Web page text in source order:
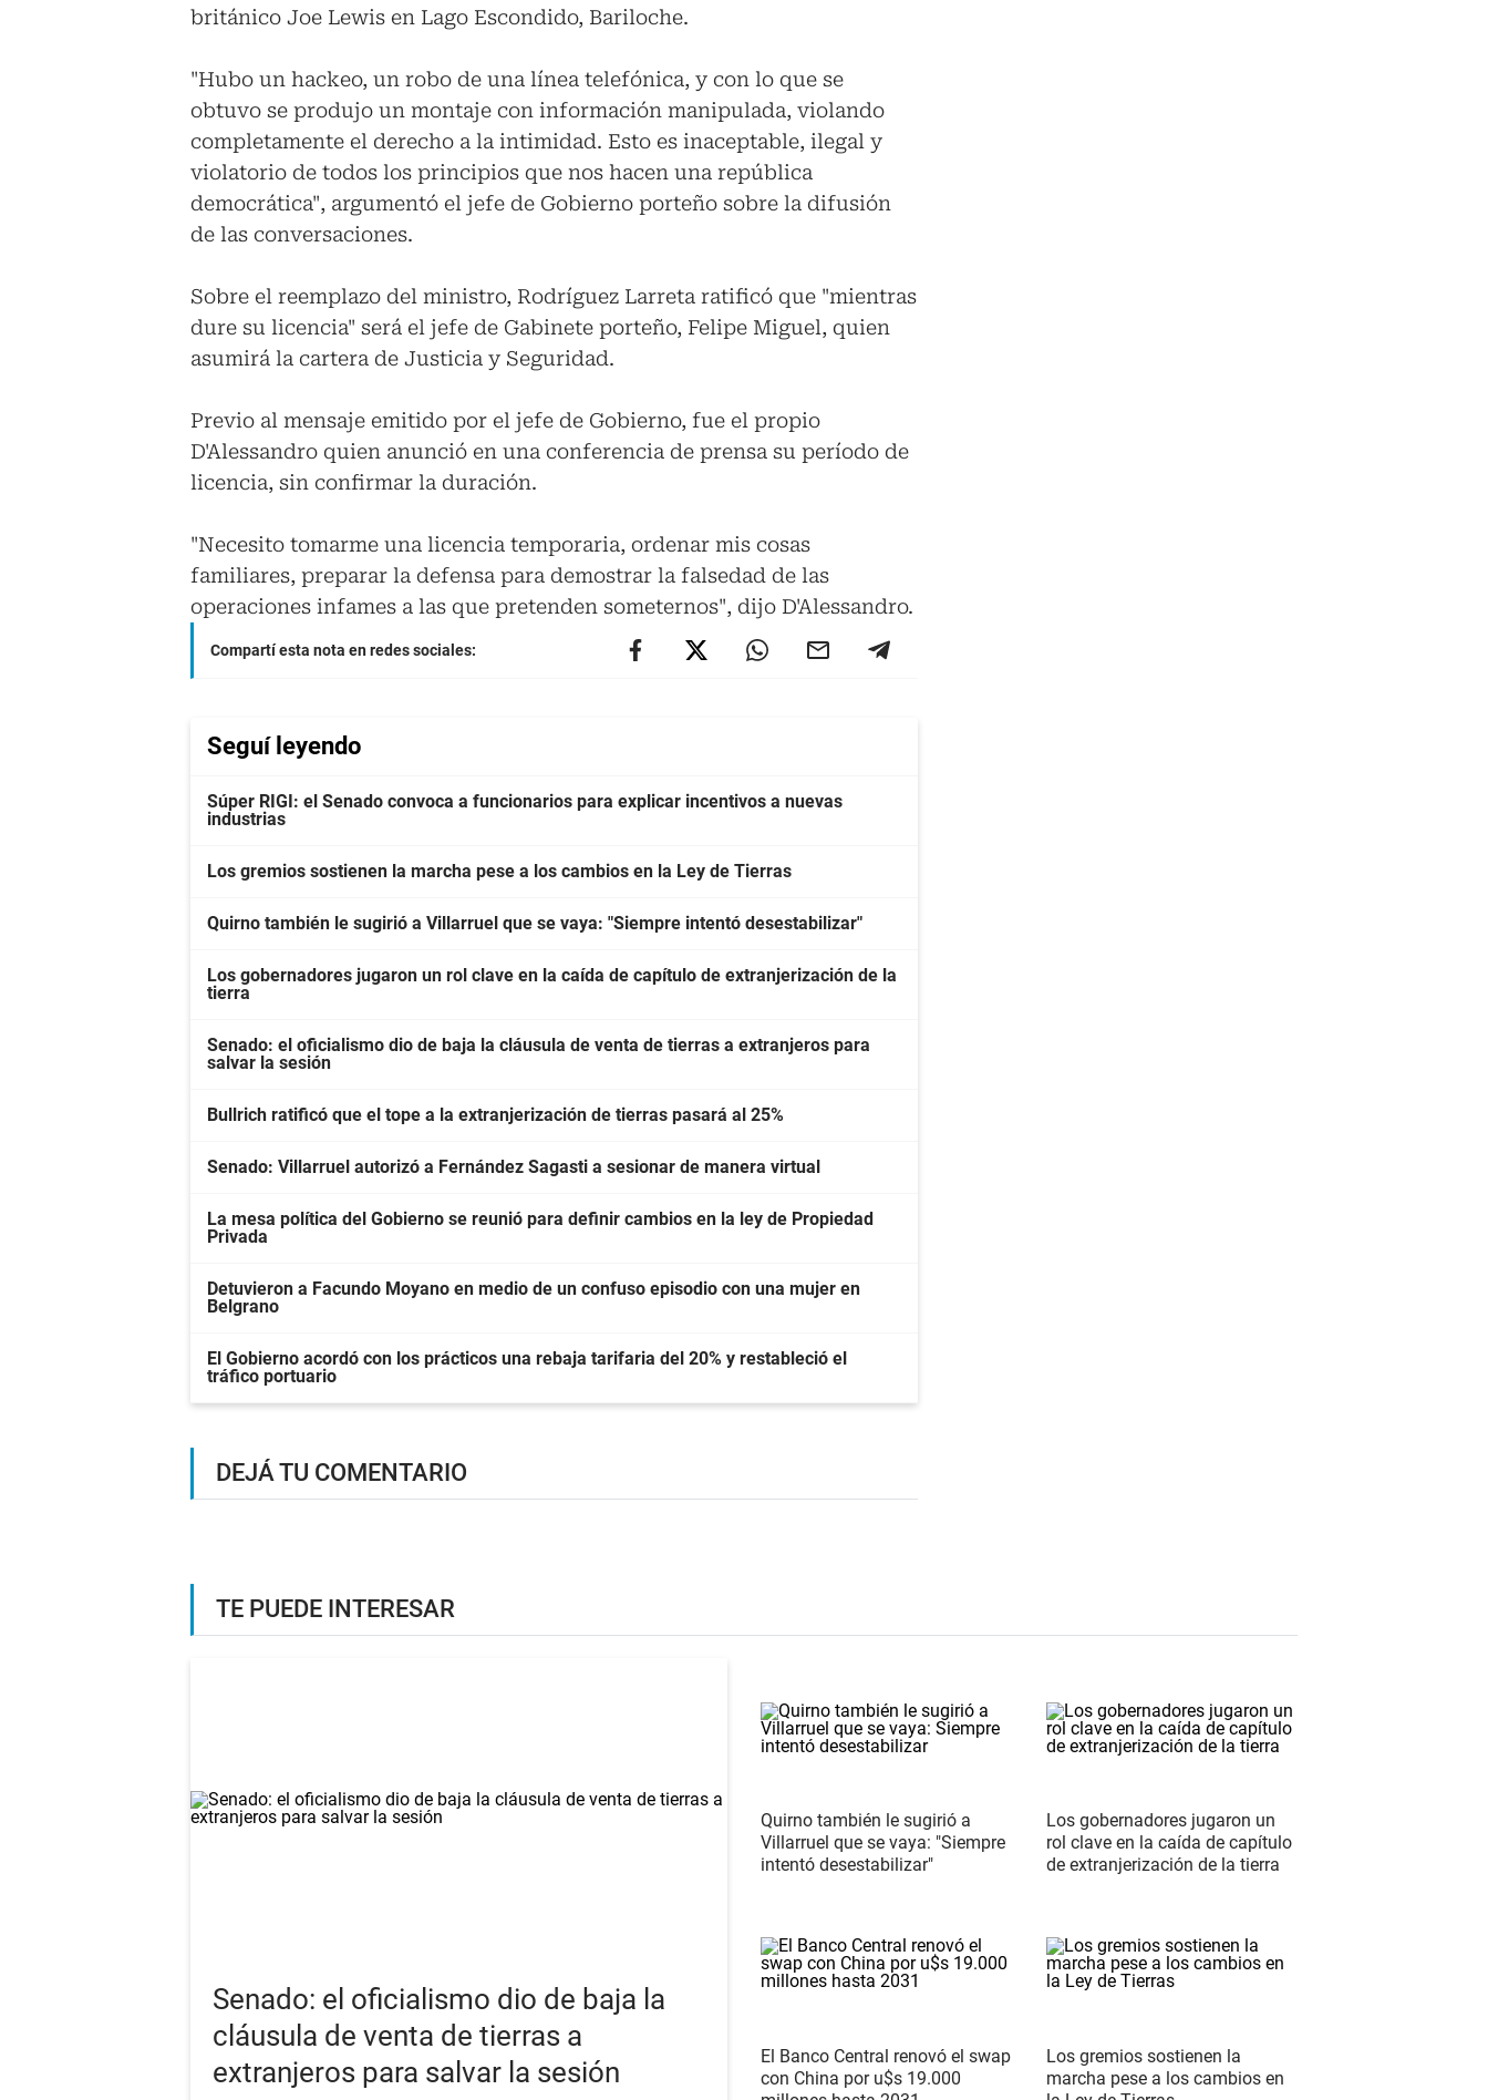
británico Joe Lewis en Lago Escondido, Bariloche.
"Hubo un hackeo, un robo de una línea telefónica, y con lo que se
obtuvo se produjo un montaje con información manipulada, violando
completamente el derecho a la intimidad. Esto es inaceptable, ilegal y
violatorio de todos los principios que nos hacen una república
democrática", argumentó el jefe de Gobierno porteño sobre la difusión
de las conversaciones.
Sobre el reemplazo del ministro, Rodríguez Larreta ratificó que "mientras
dure su licencia" será el jefe de Gabinete porteño, Felipe Miguel, quien
asumirá la cartera de Justicia y Seguridad.
Previo al mensaje emitido por el jefe de Gobierno, fue el propio
D'Alessandro quien anunció en una conferencia de prensa su período de
licencia, sin confirmar la duración.
"Necesito tomarme una licencia temporaria, ordenar mis cosas
familiares, preparar la defensa para demostrar la falsedad de las
operaciones infames a las que pretenden someternos", dijo D'Alessandro.
Compartí esta nota en redes sociales:
Seguí leyendo
Súper RIGI: el Senado convoca a funcionarios para explicar incentivos a nuevas
industrias
Los gremios sostienen la marcha pese a los cambios en la Ley de Tierras
Quirno también le sugirió a Villarruel que se vaya: "Siempre intentó desestabilizar"
Los gobernadores jugaron un rol clave en la caída de capítulo de extranjerización de la
tierra
Senado: el oficialismo dio de baja la cláusula de venta de tierras a extranjeros para
salvar la sesión
Bullrich ratificó que el tope a la extranjerización de tierras pasará al 25%
Senado: Villarruel autorizó a Fernández Sagasti a sesionar de manera virtual
La mesa política del Gobierno se reunió para definir cambios en la ley de Propiedad
Privada
Detuvieron a Facundo Moyano en medio de un confuso episodio con una mujer en
Belgrano
El Gobierno acordó con los prácticos una rebaja tarifaria del 20% y restableció el
tráfico portuario
DEJÁ TU COMENTARIO
TE PUEDE INTERESAR
Senado: el oficialismo dio de baja la
cláusula de venta de tierras a
extranjeros para salvar la sesión
Quirno también le sugirió a
Villarruel que se vaya: "Siempre
intentó desestabilizar"
Los gobernadores jugaron un
rol clave en la caída de capítulo
de extranjerización de la tierra
El Banco Central renovó el swap
con China por u$s 19.000
Los gremios sostienen la
marcha pese a los cambios en